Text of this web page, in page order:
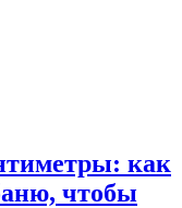
как
чтобы